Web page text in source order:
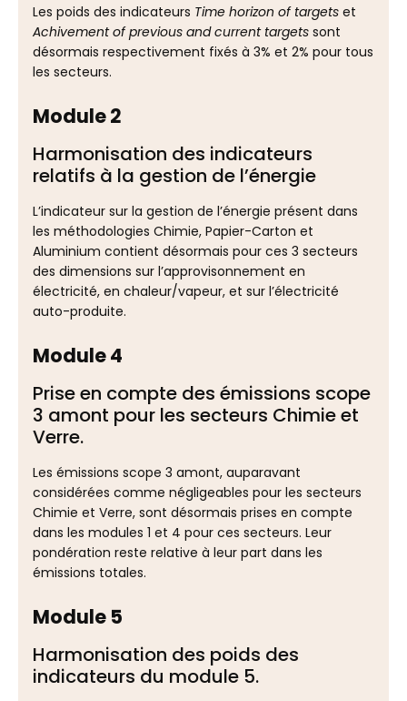
Les poids des indicateurs Time horizon of targets et
Achivement of previous and current targets sont
désormais respectivement fixés à 3% et 2% pour tous
les secteurs.
Module 2
Harmonisation des indicateurs
relatifs à la gestion de l’énergie
L’indicateur sur la gestion de l’énergie présent dans
les méthodologies Chimie, Papier-Carton et
Aluminium contient désormais pour ces 3 secteurs
des dimensions sur l’approvisonnement en
électricité, en chaleur/vapeur, et sur l’électricité
auto-produite.
Module 4
Prise en compte des émissions scope
3 amont pour les secteurs Chimie et
Verre.
Les émissions scope 3 amont, auparavant
considérées comme négligeables pour les secteurs
Chimie et Verre, sont désormais prises en compte
dans les modules 1 et 4 pour ces secteurs. Leur
pondération reste relative à leur part dans les
émissions totales.
Module 5
Harmonisation des poids des
indicateurs du module 5.